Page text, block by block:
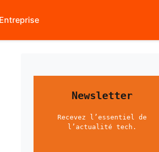
Entreprise
Newsletter
Recevez l’essentiel de
l’actualité tech.